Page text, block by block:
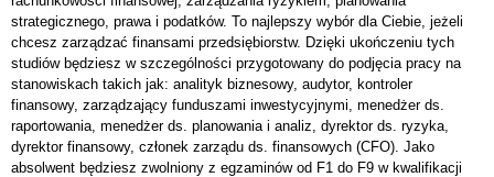
strategicznego, prawa i podatków. To najlepszy wybór dla Ciebie, jeżeli
chcesz zarządzać finansami przedsiębiorstw. Dzięki ukończeniu tych
studiów będziesz w szczególności przygotowany do podjęcia pracy na
stanowiskach takich jak: analityk biznesowy, audytor, kontroler
finansowy, zarządzający funduszami inwestycyjnymi, menedżer ds.
raportowania, menedżer ds. planowania i analiz, dyrektor ds. ryzyka,
dyrektor finansowy, członek zarządu ds. finansowych (CFO). Jako
absolwent będziesz zwolniony z egzaminów od F1 do F9 w kwalifikacji